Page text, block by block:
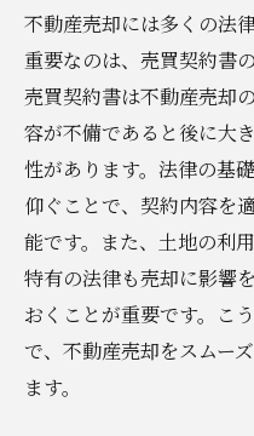
不動産売却の成
ップ
知識を活かした不
売却後の資金活
不動産市場の動
売却経験を活
不動産売却後の
市場分析を基に
売却経験者によ
不動産売却には多くの法
重要なのは、売買契約書
売買契約書は不動産売却
容が不備であると後に大
性があります。法律の基
仰ぐことで、契約内容を
能です。また、土地の利
特有の法律も売却に影響
おくことが重要です。こ
で、不動産売却をスムー
ます。